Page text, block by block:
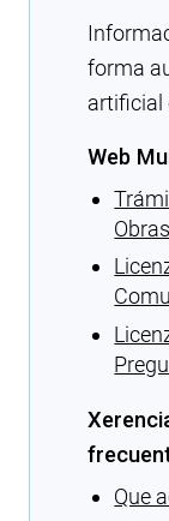
forma
artificial
Web
Que